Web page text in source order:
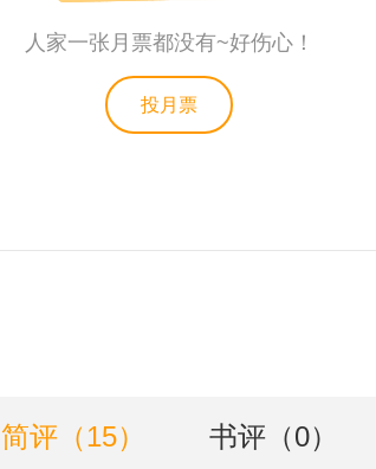
人家一张月票都没有~好伤心！
投月票
简评（15） 书评（0）